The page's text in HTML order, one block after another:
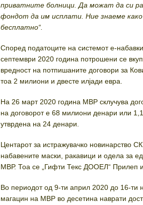
приватните болници. Да можат да си
фондот да им исплати. Ние знаеме
бесплатно“.
Според податоците на системот е-
септември 2020 година потрошени се
вредност на потпишаните договори за
тоа 2 милиони и двесте илјади евра.
На 26 март 2020 година МВР склучува
на договорот е 68 милиони денари или
утврдена на 24 денари.
Центарот за истражувачко новинарство
набавените маски, ракавици и одела за
МВР. Тоа се „Гифти Текс ДООЕЛ“ Прилеп
Во периодот од 9-ти април 2020 до 16-ти
магацин на МВР во десетина наврати